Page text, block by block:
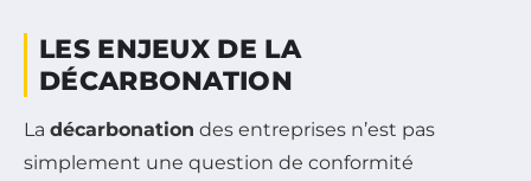
LES ENJEUX DE LA
DÉCARBONATION
La décarbonation des entreprises n’est pas
simplement une question de conformité